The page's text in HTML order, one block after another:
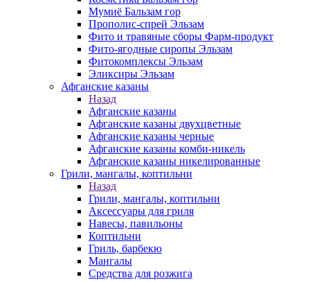
Мумиё Бальзам гор
Прополис-спрей Эльзам
Фито и травяные сборы Фарм-продукт
Фито-ягодные сиропы Эльзам
Фитокомплексы Эльзам
Эликсиры Эльзам
Афганские казаны
Назад
Афганские казаны
Афганские казаны двухцветные
Афганские казаны черные
Афганские казаны комби-никель
Афганские казаны никелированные
Грили, мангалы, коптильни
Назад
Грили, мангалы, коптильни
Аксессуары для гриля
Навесы, павильоны
Коптильни
Гриль, барбекю
Мангалы
Средства для розжига